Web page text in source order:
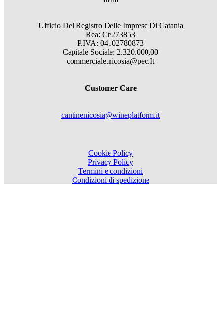
Ufficio Del Registro Delle Imprese Di Catania
Rea: Ct/273853
P.IVA: 04102780873
Capitale Sociale: 2.320.000,00
commerciale.nicosia@pec.It
Customer Care
cantinenicosia@wineplatform.it
Cookie Policy
Privacy Policy
Termini e condizioni
Condizioni di spedizione